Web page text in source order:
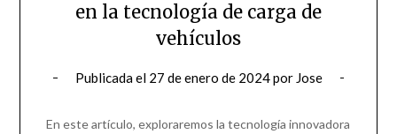
en la tecnología de carga de
vehículos
Publicada el 27 de enero de 2024por Jose
En este artículo, exploraremos la tecnología innovadora